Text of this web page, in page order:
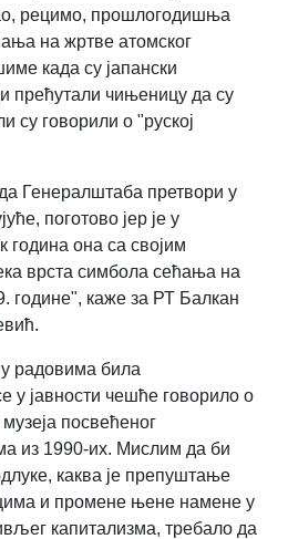
рецимо, прошлогодишња
на жртве атомског
када су јапански
прећутали чињеницу да су
су говорили о "руској
Генералштаба претвори у
поготово јер је у
година она са својим
врста симбола сећања на
године", каже за РТ Балкан
радовима била
у јавности чешће говорило о
посвећеног
из 1990-их. Мислим да би
каква је препуштање
и промене њене намене у
капитализма, требало да